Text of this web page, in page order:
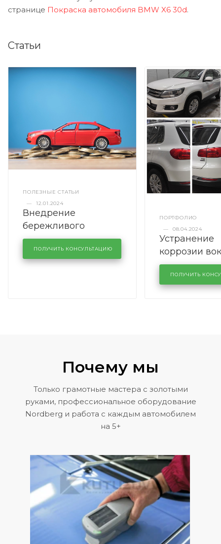
странице Покраска автомобиля BMW X6 30d.
Статьи
ПОЛЕЗНЫЕ СТАТЬИ
—
12.01.2024
Внедрение
бережливого
производства в
кузовном сервисе
KUTUZOVV
ПОЛУЧИТЬ КОНСУЛЬТАЦИЮ
ПОРТФОЛИО
—
08.04.2024
Устранение
коррозии
лобового
районе
Volkswagen
ПОЛУЧИТЬ
Почему мы
Только грамотные мастера с золотыми
руками, профессиональное оборудование
Nordberg и работа с каждым автомобилем
на 5+